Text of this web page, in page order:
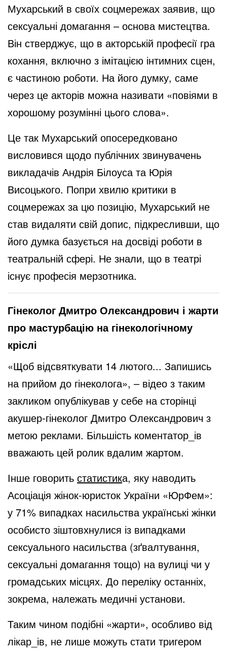
Мухарський в своїх соцмережах заявив, що
сексуальні домагання – основа мистецтва.
Він стверджує, що в акторській професії гра
кохання, включно з імітацією інтимних сцен,
є частиною роботи. На його думку, саме
через це акторів можна називати «повіями в
хорошому розумінні цього слова».
Це так Мухарський опосередковано
висловився щодо публічних звинувачень
викладачів Андрія Білоуса та Юрія
Висоцького. Попри хвилю критики в
соцмережах за цю позицію, Мухарський не
став видаляти свій допис, підкресливши, що
його думка базується на досвіді роботи в
театральній сфері. Не знали, що в театрі
існує професія мерзотника.
Гінеколог Дмитро Олександрович і жарти
про мастурбацію на гінекологічному
кріслі
«Щоб відсвяткувати 14 лютого... Запишись
на прийом до гінеколога», – відео з таким
закликом опублікував у себе на сторінці
акушер-гінеколог Дмитро Олександрович з
метою реклами. Більшість коментатор_ів
вважають цей ролик вдалим жартом.
Інше говорить статистика, яку наводить
Асоціація жінок-юристок України «ЮрФем»:
у 71% випадках насильства українські жінки
особисто зіштовхнулися із випадками
сексуального насильства (зґвалтування,
сексуальні домагання тощо) на вулиці чи у
громадських місцях. До переліку останніх,
зокрема, належать медичні установи.
Таким чином подібні «жарти», особливо від
лікар_ів, не лише можуть стати тригером